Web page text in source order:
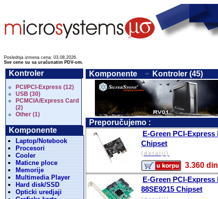
Poslednja izmena cena: 03.08.2026.
Sve cene su sa uračunatim PDV-om.
Kontroler
PCI/PCI-Express (12)
USB (30)
PCMCIA/Express Card
(2)
Other (1)
Komponente
Laptop/Notebook
Procesori
Cooler
Maticne ploce
Memorije
Multimedia Player
Hard disk/SSD
Opticki uredjaji
Komponente Kontroler (45)
Preporučujemo :
E-Green PCI-
Chipset
(detalji)
3.360
E-Green PCI-
88SE9215 Chipset